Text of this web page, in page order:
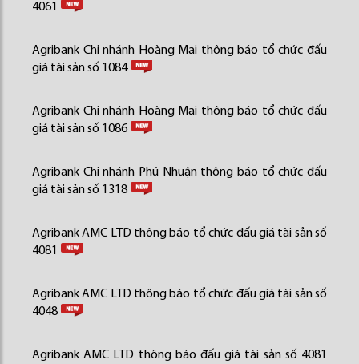
4061
Agribank Chi nhánh Hoàng Mai thông báo tổ chức đấu
giá tài sản số 1084
Agribank Chi nhánh Hoàng Mai thông báo tổ chức đấu
giá tài sản số 1086
Agribank Chi nhánh Phú Nhuận thông báo tổ chức đấu
giá tài sản số 1318
Agribank AMC LTD thông báo tổ chức đấu giá tài sản số
4081
Agribank AMC LTD thông báo tổ chức đấu giá tài sản số
4048
Agribank AMC LTD thông báo đấu giá tài sản số 4081